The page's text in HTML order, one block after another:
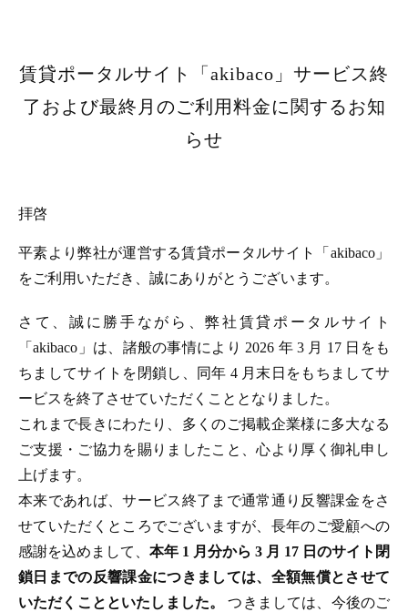
賃貸ポータルサイト「akibaco」サービス終
了および最終月のご利用料金に関するお知
らせ
拝啓
平素より弊社が運営する賃貸ポータルサイト「akibaco」
をご利用いただき、誠にありがとうございます。
さて、誠に勝手ながら、弊社賃貸ポータルサイト
「akibaco」は、諸般の事情により 2026 年 3 月 17 日をも
ちましてサイトを閉鎖し、同年 4 月末日をもちましてサ
ービスを終了させていただくこととなりました。
これまで長きにわたり、多くのご掲載企業様に多大なる
ご支援・ご協力を賜りましたこと、心より厚く御礼申し
上げます。
本来であれば、サービス終了まで通常通り反響課金をさ
せていただくところでございますが、長年のご愛顧への
感謝を込めまして、 本年 1 月分から 3 月 17 日のサイト閉
鎖日までの反響課金につきましては、全額無償とさせて
いただくことといたしました。つきましては、今後のご